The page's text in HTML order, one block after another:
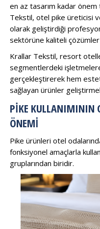
en az tasarım kadar
Tekstil, otel pike üreticisi
olarak geliştirdiği
sektörüne kaliteli çözümler
Krallar Tekstil, resort
segmentlerdeki
gerçekleştirerek hem
sağlayan ürünler
PIKE KULLANIMININ
ÖNEMI
Pike ürünleri otel
fonksiyonel amaçlarla
gruplarından biridir.